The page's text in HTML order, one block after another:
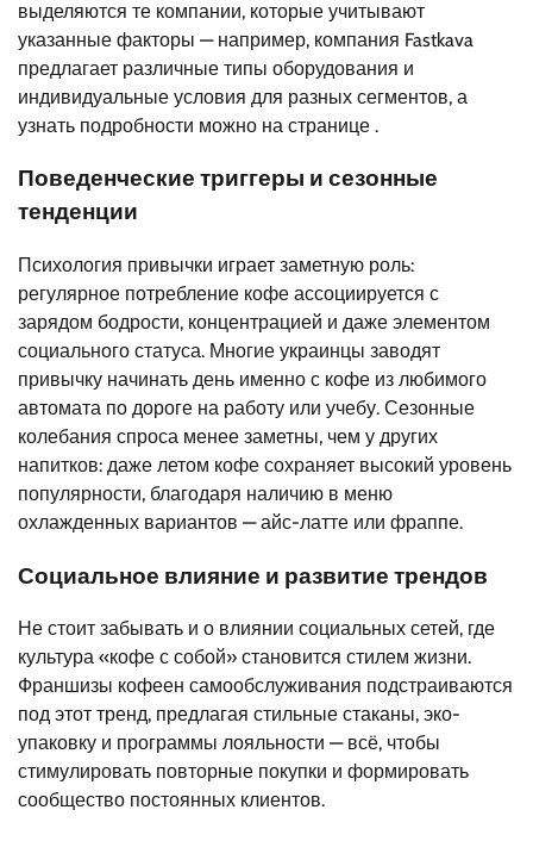
выделяются те компании, которые учитывают
указанные факторы — например, компания Fastkava
предлагает различные типы оборудования и
индивидуальные условия для разных сегментов, а
узнать подробности можно на странице .
Поведенческие триггеры и сезонные
тенденции
Психология привычки играет заметную роль:
регулярное потребление кофе ассоциируется с
зарядом бодрости, концентрацией и даже элементом
социального статуса. Многие украинцы заводят
привычку начинать день именно с кофе из любимого
автомата по дороге на работу или учебу. Сезонные
колебания спроса менее заметны, чем у других
напитков: даже летом кофе сохраняет высокий уровень
популярности, благодаря наличию в меню
охлажденных вариантов — айс-латте или фраппе.
Социальное влияние и развитие трендов
Не стоит забывать и о влиянии социальных сетей, где
культура «кофе с собой» становится стилем жизни.
Франшизы кофеен самообслуживания подстраиваются
под этот тренд, предлагая стильные стаканы, эко-
упаковку и программы лояльности — всё, чтобы
стимулировать повторные покупки и формировать
сообщество постоянных клиентов.